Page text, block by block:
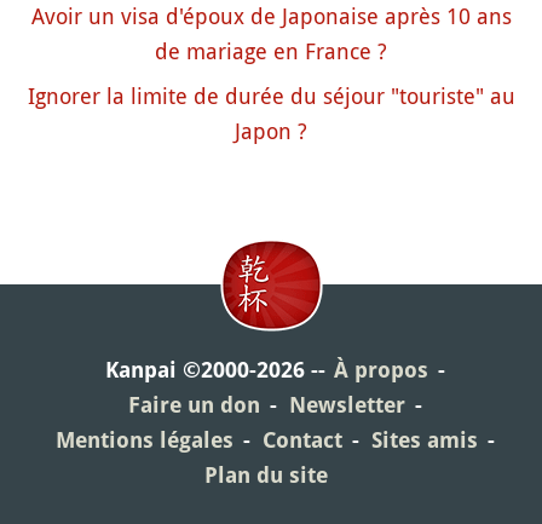
Avoir un visa d'époux de Japonaise après 10 ans
de mariage en France ?
Ignorer la limite de durée du séjour "touriste" au
Japon ?
Kanpai ©2000-2026
À propos
Faire un don
Newsletter
Mentions légales
Contact
Sites amis
Plan du site